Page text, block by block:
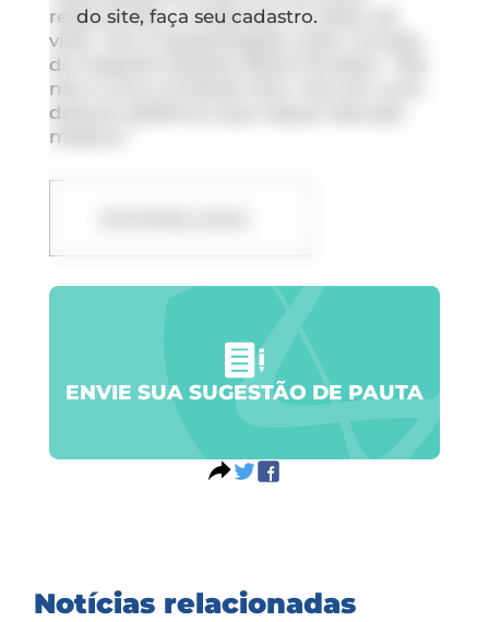
relacionada a mudanças no estilo de
vida”, diz a hepatologista Lilian Curvelo,
do Hospital Israelita Albert Einstein. “Ela
não é uma condição leve, mas sim uma
doença sistêmica que requer atenção
médica.”
do site, faça seu cadastro.
ENVIE SUA SUGESTÃO DE PAUTA
Notícias relacionadas